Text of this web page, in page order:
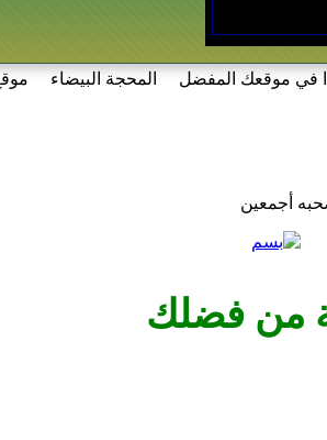
موقعك المفضل المحجة البيضاء موقع
أجمعين
من فضلك